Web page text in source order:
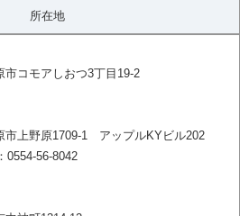
所在地
コモアしおつ3丁目19-2
上野原1709-1 アップルKYビル202
56-8042